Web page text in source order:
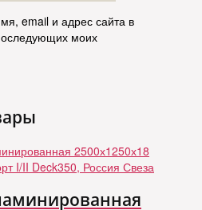
email и адрес сайта в
моих